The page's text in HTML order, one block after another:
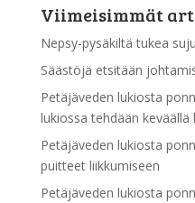
Viimeisimmät
Nepsy-pysäkiltä tukea
Säästöjä etsitään
Petäjäveden lukiosta
lukiossa tehdään keväällä
Petäjäveden lukiosta
puitteet liikkumiseen
Petäjäveden lukiosta